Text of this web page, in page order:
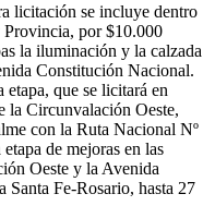
licitación se incluye dentro
por $10.000
la iluminación y la calzada
Constitución Nacional.
que se licitará en
la Circunvalación Oeste,
con la Ruta Nacional Nº
de mejoras en las
Oeste y la Avenida
Fe-Rosario, hasta 27